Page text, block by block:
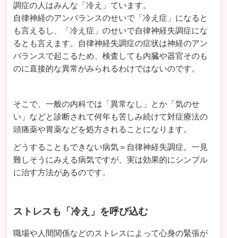
調症の人はみんな「冷え」ています。
自律神経のアンバランスのせいで「冷え症」になると
も言えるし、「冷え症」のせいで自律神経失調症にな
るとも言えます。自律神経失調症の症状は神経のアン
バランスで起こるため、検査しても内臓や器官そのも
のに直接的な異常がみられるわけではないのです。
そこで、一般の内科では「異常なし」とか「気のせ
い」などと診断されて何年も苦しみ続けて対症療法の
頭痛薬や胃薬などを処方されることになります。
どうすることもできない病気＝自律神経失調症。一見
難しそうにみえる病気ですが、実は効果的にシンプル
に治す方法があるのです。
ストレスも「冷え」を呼び込む
職場や人間関係などのストレスによって心身の緊張が